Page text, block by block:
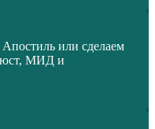
или сделаем
МИД и